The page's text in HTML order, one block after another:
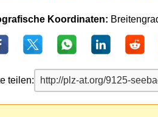
Koordinaten:
teilen: